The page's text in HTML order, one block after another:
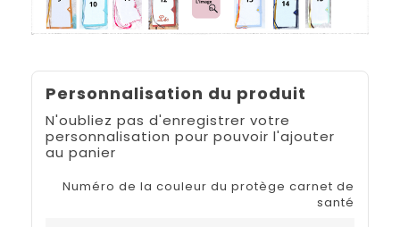
Personnalisation du produit
N'oubliez pas d'enregistrer votre
personnalisation pour pouvoir l'ajouter
au panier
Numéro de la couleur du protège carnet de
santé